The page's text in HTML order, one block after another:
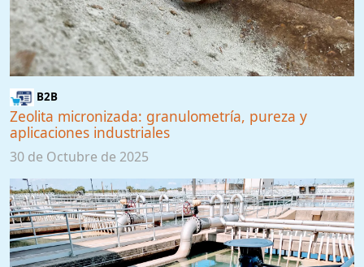
B2B
Zeolita micronizada: granulometría, pureza y
aplicaciones industriales
30 de Octubre de 2025